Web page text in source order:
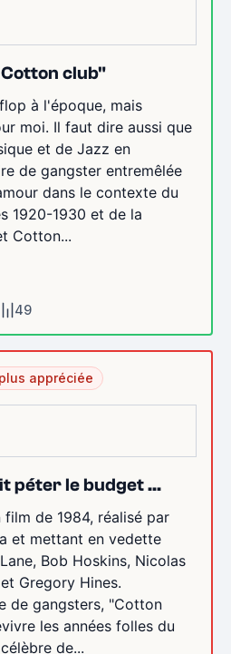
club"
à l'époque, mais
moi. Il faut dire aussi que
et de Jazz en
de gangster entremêlée
dans le contexte du
1920-1930 et de la
Cotton...
49
appréciée
péter le budget ...
de 1984, réalisé par
et mettant en vedette
Bob Hoskins, Nicolas
Gregory Hines.
de gangsters, "Cotton
les années folles du
de...